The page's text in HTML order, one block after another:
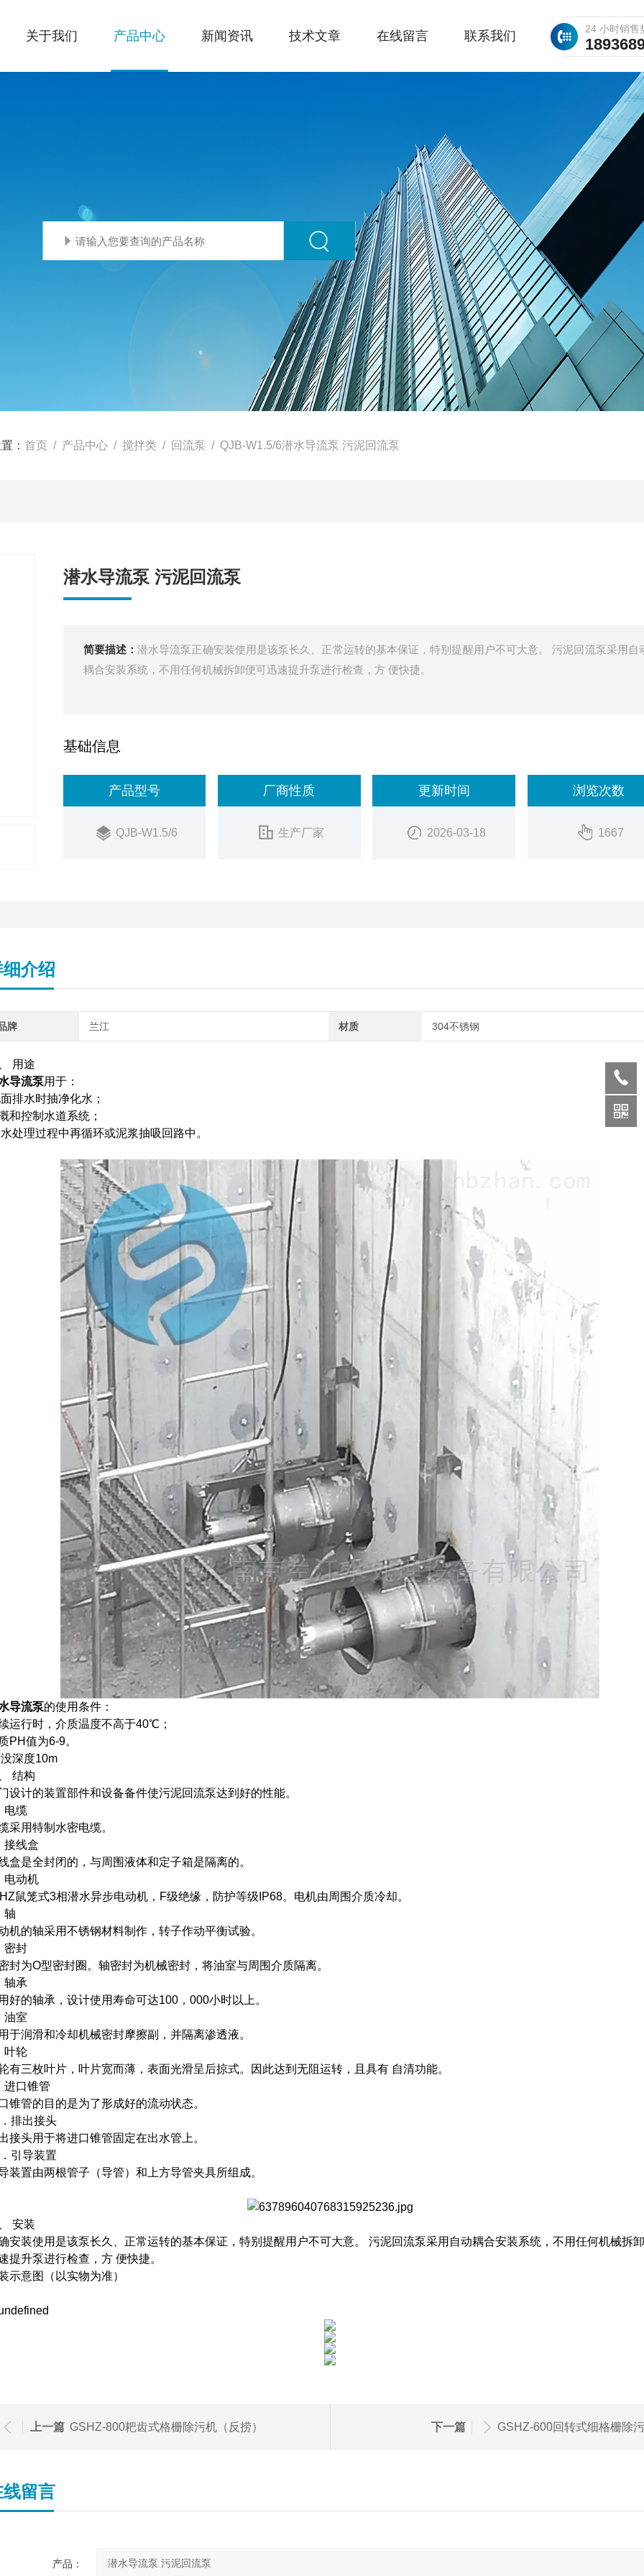
24 小时销售
关于我们 产品中心 新闻资讯 技术文章 在线留言 联系我们
： 首页 / 产品中心 / 搅拌类 / 回流泵 / QJB-W1.5/6潜水导流泵 污泥回流泵
潜水导流泵 污泥回流泵
简要描述： 潜水导流泵正确安装使用是该泵长久、正常运转的基本保证，特别提醒用户不可大意。 污泥回流泵采用自
耦合安装系统，不用任何机械拆卸便可迅速提升泵进行检查，方 便快捷。
基础信息
产品型号
QJB-W1.5/6
厂商性质
生产厂家
更新时间
2026-03-18
浏览次数
1667
介绍
牌 兰江 材质 304不锈钢
用途
导流泵用于：
排水时抽净化水；
和控制水道系统；
处理过程中再循环或泥浆抽吸回路中。
导流泵的使用条件：
运行时，介质温度不高于40℃；
PH值为6-9。
深度10m
结构
设计的装置部件和设备备件使污泥回流泵达到好的性能。
电缆
采用特制水密电缆。
接线盒
盒是全封闭的，与周围液体和定子箱是隔离的。
电动机
鼠笼式3相潜水异步电动机，F级绝缘，防护等级IP68。电机由周围介质冷却。
轴
机的轴采用不锈钢材料制作，转子作动平衡试验。
密封
封为O型密封圈。轴密封为机械密封，将油室与周围介质隔离。
轴承
好的轴承，设计使用寿命可达100，000小时以上。
油室
于润滑和冷却机械密封摩擦副，并隔离渗透液。
叶轮
有三枚叶片，叶片宽而薄，表面光滑呈后掠式。因此达到无阻运转，且具有 自清功能。
进口锥管
锥管的目的是为了形成好的流动状态。
排出接头
接头用于将进口锥管固定在出水管上。
引导装置
装置由两根管子（导管）和上方导管夹具所组成。
安装
安装使用是该泵长久、正常运转的基本保证，特别提醒用户不可大意。 污泥回流泵采用自动耦合安装系统，不用任何机械拆
提升泵进行检查，方 便快捷。
示意图（以实物为准）
上一篇 GSHZ-800耙齿式格栅除污机（反捞） 下一篇 GSHZ-600回转式细格栅除
线留言
产品：